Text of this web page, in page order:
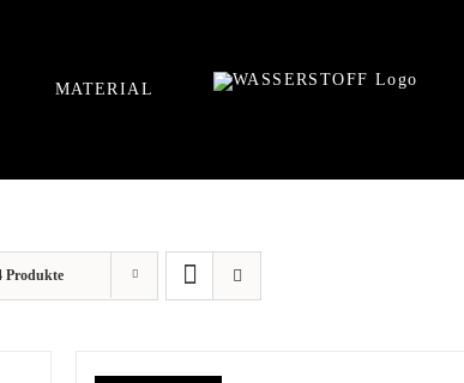
MATERIAL
Produkte
DETAILS